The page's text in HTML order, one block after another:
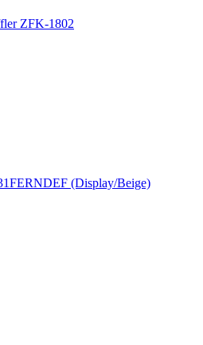
ZFK-1802
(Display/Beige)